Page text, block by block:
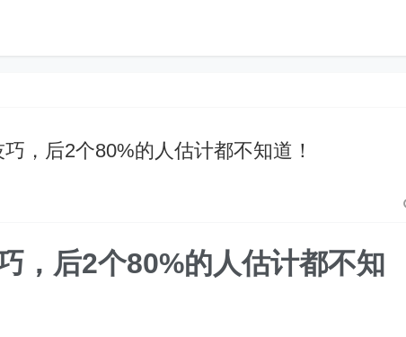
，后2个80%的人估计都不知道！
，后2个80%的人估计都不知